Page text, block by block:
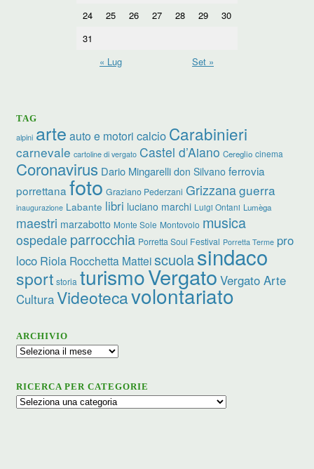
24
25 26 27 28 29
30
31
« Lug
Set »
TAG
alpini arte auto e motori calcio Carabinieri
carnevale cartoline di vergato Castel d’Aiano Cereglio cinema
Coronavirus Dario Mingarelli don Silvano ferrovia
porrettana foto Graziano Pederzani Grizzanaguerra
inaugurazione Labante libri luciano marchi Luigi Ontani Lumèga
maestri marzabotto Monte Sole Montovolo musica
ospedale parrocchia Porretta Soul Festival Porretta Terme pro
loco Riola Rocchetta Matteiscuolasindaco
sport storia turismoVergato Vergato Arte
CulturaVideotecavolontariato
ARCHIVIO
Archivio
RICERCA PER CATEGORIE
Ricerca